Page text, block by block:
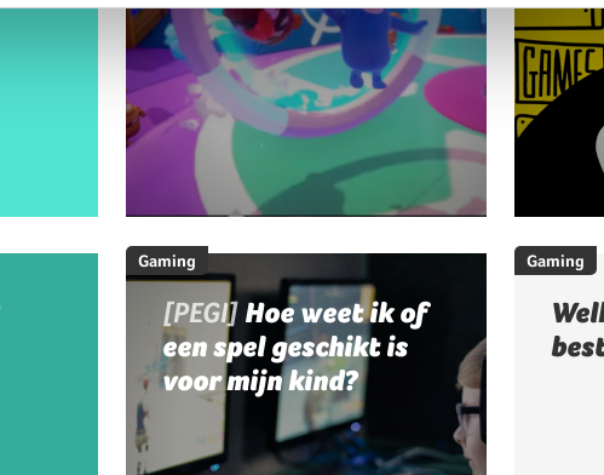
Gaming
[PEGI] Hoe weet ik of
een spel geschikt is
voor mijn kind?
Gaming